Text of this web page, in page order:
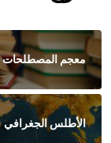
معجم المصطلحات
الأطلس الجغرافي